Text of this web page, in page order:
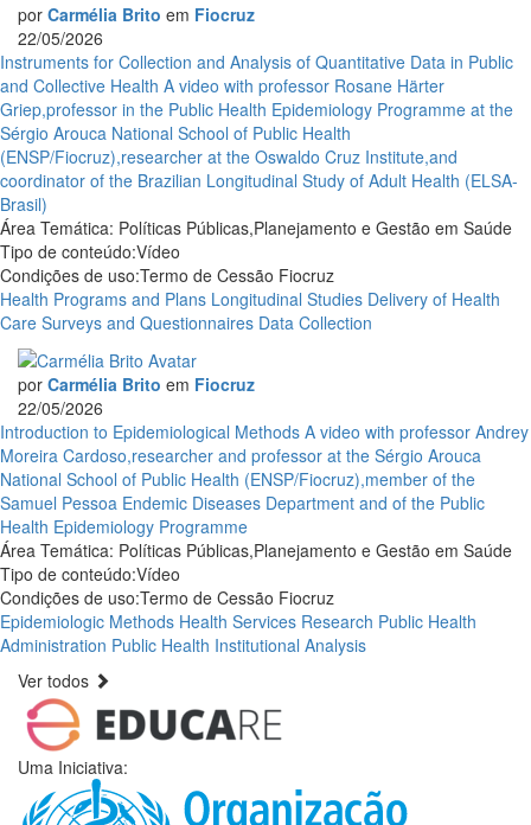
por Carmélia Brito em Fiocruz
22/05/2026
Instruments
for
Collection
and
Analysis
of
Quantitative
Data
in
Public
and
Collective
Health
Instruments for Collection and Analysis of Quantitative Data in Public
and Collective Health A video with professor Rosane Härter
Griep,professor in the Public Health Epidemiology Programme at the
Sérgio Arouca National School of Public Health
(ENSP/Fiocruz),researcher at the Oswaldo Cruz Institute,and
coordinator of the Brazilian Longitudinal Study of Adult Health (ELSA-
Brasil)
Área Temática: Políticas Públicas,Planejamento e Gestão em Saúde
Tipo de conteúdo:Vídeo
Condições de uso:Termo de Cessão Fiocruz
Health Programs and Plans Longitudinal Studies Delivery of Health
Care Surveys and Questionnaires Data Collection
por Carmélia Brito em Fiocruz
22/05/2026
Introduction to Epidemiological Methods A video with professor Andrey
Moreira Cardoso,researcher and professor at the Sérgio Arouca
National School of Public Health (ENSP/Fiocruz),member of the
Samuel Pessoa Endemic Diseases Department and of the Public
Health Epidemiology Programme
Área Temática: Políticas Públicas,Planejamento e Gestão em Saúde
Tipo de conteúdo:Vídeo
Condições de uso:Termo de Cessão Fiocruz
Epidemiologic Methods Health Services Research Public Health
Administration Public Health Institutional Analysis
Ver todos
Uma Iniciativa: